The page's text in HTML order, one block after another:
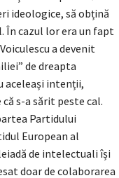
ideologice, să obțină
În cazul lor era un fapt
a devenit
de dreapta
aceleași intenții,
s-a sărit peste cal.
Partidului
European al
de intelectuali își
doar de colaborarea